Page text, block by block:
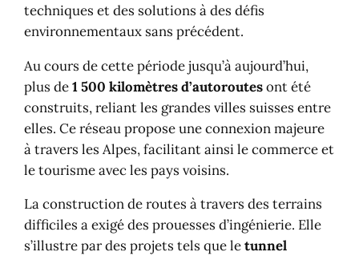
techniques et des solutions à des défis
environnementaux sans précédent.
Au cours de cette période jusqu’à aujourd’hui,
plus de1 500 kilomètres d’autoroutesont été
construits, reliant les grandes villes suisses entre
elles. Ce réseau propose une connexion majeure
à travers les Alpes, facilitant ainsi le commerce et
le tourisme avec les pays voisins.
La construction de routes à travers des terrains
difficiles a exigé des prouesses d’ingénierie. Elle
s’illustre par des projets tels que letunnel